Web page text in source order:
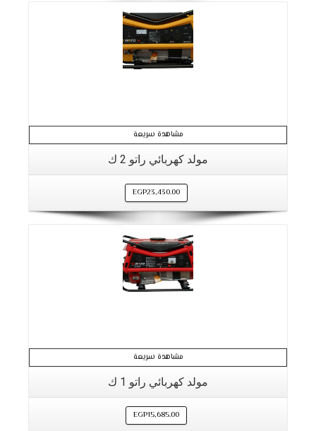
مشاهدة سريعة
مولد كهربائي راتو 2 ك
EGP23,430.00
مشاهدة سريعة
مولد كهربائي راتو 1 ك
EGP15,685.00